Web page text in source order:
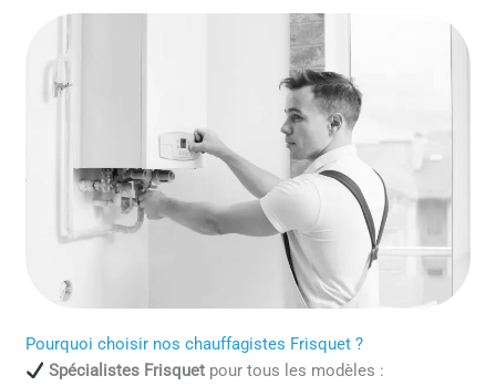
Pourquoi choisir nos chauffagistes Frisquet ?
Spécialistes Frisquetpour tous les modèles :